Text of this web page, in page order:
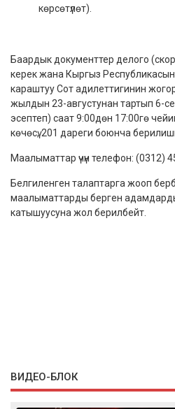
көрсөтүлөт).
Баардык документтер делого
керек жана Кыргыз
караштуу Сот адилеттигинин
жылдын 23-августунан тартып 6-
эсептеп) саат 9:00дөн 17:00гө
көчөсү, 201 дареги боюнча
Маалыматтар үчүн телефон: (0312)
Белгиленген талаптарга жооп
маалыматтарды берген
катышуусуна жол берилбейт.
ВИДЕО-БЛОК